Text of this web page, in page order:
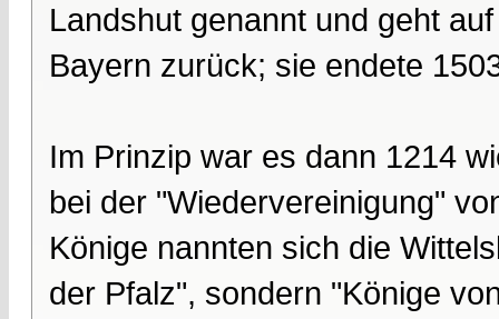
Landshut genannt und geht
Bayern zurück; sie endete
Im Prinzip war es dann 1214
bei der "Wiedervereinigung"
Könige nannten sich die
der Pfalz", sondern "Könige